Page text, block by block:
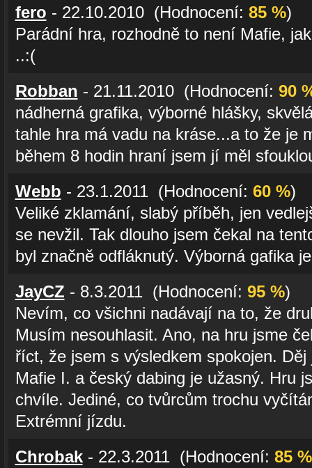
fero - 22.10.2010 (Hodnocení: 85 %)
Parádní hra, rozhodně to není Mafie,
..:(
Robban - 21.11.2010 (Hodnocení: 90
nádherná grafika, výborné hlášky,
tahle hra má vadu na kráse...a to že je
během 8 hodin hraní jsem jí měl
Webb - 23.1.2011 (Hodnocení: 60 %)
Veliké zklamání, slabý příběh, jen
se nevžil. Tak dlouho jsem čekal na
byl značně odfláknutý. Výborná gafika
JayCZ - 8.3.2011 (Hodnocení: 95 %)
Nevím, co všichni nadávají na to, že
Musím nesouhlasit. Ano, na hru jsme
říct, že jsem s výsledkem spokojen.
Mafie I. a český dabing je užasný. Hru
chvíle. Jediné, co tvůrcům trochu
Extrémní jízdu.
Chrobak- 22.3.2011 (Hodnocení: 85 %